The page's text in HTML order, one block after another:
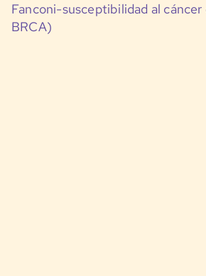
Fanconi-susceptibilidad al cáncer
BRCA)